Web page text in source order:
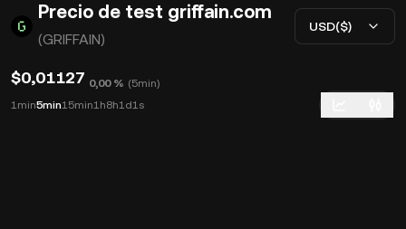
Precio de test griffain.com
(GRIFFAIN)
USD($)
$0,01127 0,00 % (5min)
1min5min15min1h8h1d1s